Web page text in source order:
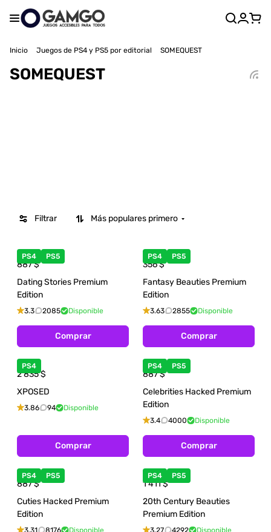
Inicio Juegos de PS4 y PS5 por editorial SOMEQUEST
SOMEQUEST
Filtrar Más populares primero
PS4 PS5
887$
Dating Stories Premium
Edition
3.3 2085 Disponible
Comprar
PS4 PS5
356$
Fantasy Beauties Premium
Edition
3.63 2855 Disponible
Comprar
PS4
2 835$
XPOSED
3.86 94 Disponible
Comprar
PS4 PS5
887$
Celebrities Hacked Premium
Edition
3.4 4000 Disponible
Comprar
PS4 PS5
887$
Cuties Hacked Premium
Edition
3.31 8176 Disponible
PS4 PS5
1 411$
20th Century Beauties
Premium Edition
3.27 4292 Disponible